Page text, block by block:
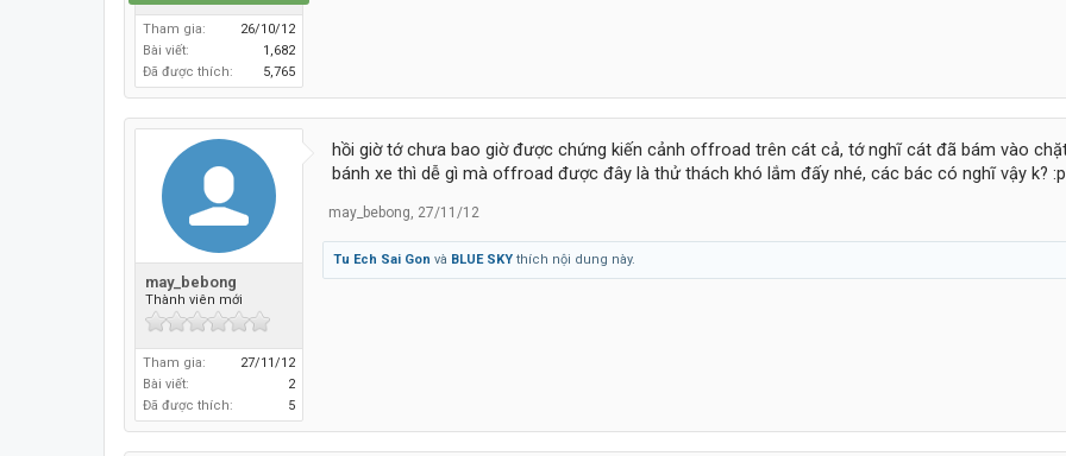
Tham gia:
26/10/12
Bài viết:
1,682
Đã được thích:
5,765
may_bebong
Thành viên mới
Tham gia:
27/11/12
Bài viết:
2
Đã được thích:
5
hồi giờ tớ chưa bao giờ được chứng kiến cảnh offroad trên cát cả, tớ nghĩ cát đã bám vào
bánh xe thì dễ gì mà offroad được đây là thử thách khó lắm đấy nhé, các bác có nghĩ vậy k? :p
may_bebong, 27/11/12
Tu Ech Sai Gon và BLUE SKY thích nội dung này.